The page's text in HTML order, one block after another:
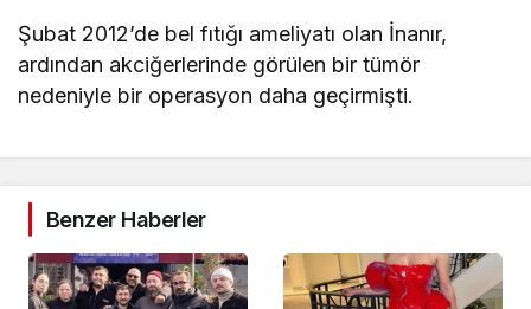
Şubat 2012’de bel fıtığı ameliyatı olan İnanır,
ardından akciğerlerinde görülen bir tümör
nedeniyle bir operasyon daha geçirmişti.
Benzer Haberler